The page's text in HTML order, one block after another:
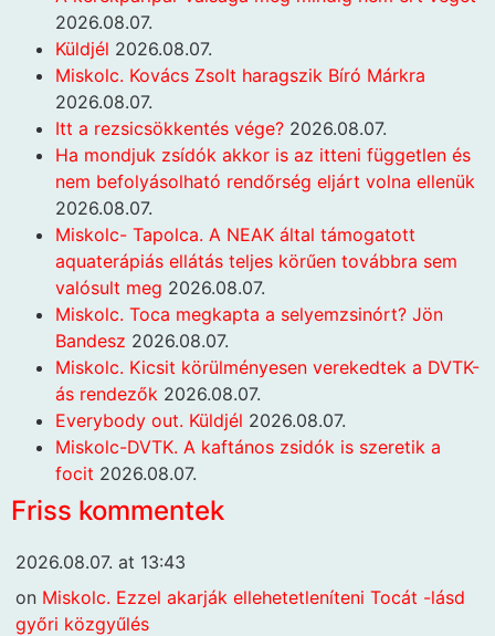
2026.08.07.
Küldjél 2026.08.07.
Miskolc. Kovács Zsolt haragszik Bíró Márkra
2026.08.07.
Itt a rezsicsökkentés vége? 2026.08.07.
Ha mondjuk zsídók akkor is az itteni független és
nem befolyásolható rendőrség eljárt volna ellenük
2026.08.07.
Miskolc- Tapolca. A NEAK által támogatott
aquaterápiás ellátás teljes körűen továbbra sem
valósult meg 2026.08.07.
Miskolc. Toca megkapta a selyemzsinórt? Jön
Bandesz 2026.08.07.
Miskolc. Kicsit körülményesen verekedtek a DVTK-
ás rendezők 2026.08.07.
Everybody out. Küldjél 2026.08.07.
Miskolc-DVTK. A kaftános zsidók is szeretik a
focit 2026.08.07.
Friss kommentek
2026.08.07. at 13:43
on Miskolc. Ezzel akarják ellehetetleníteni Tocát -lásd
győri közgyűlés